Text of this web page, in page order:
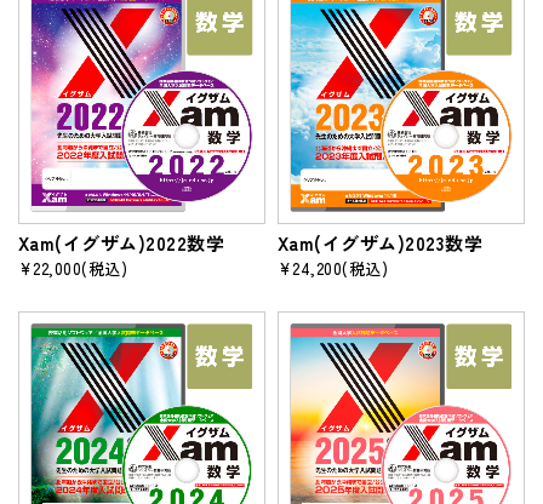
Xam(イグザム)2022数学
¥22,000(税込)
Xam(イグザム)2023数学
¥24,200(税込)